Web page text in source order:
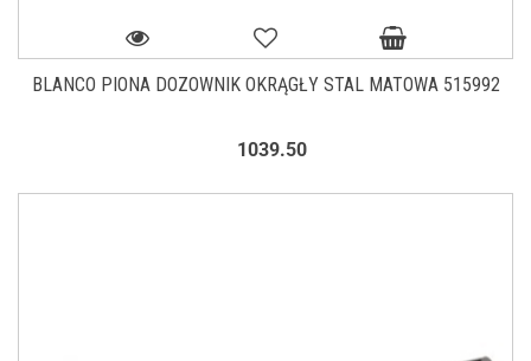
BLANCO PIONA DOZOWNIK OKRĄGŁY STAL MATOWA 515992
1039.50